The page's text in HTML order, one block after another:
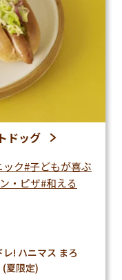
ドッグ
ック 子どもが喜ぶ
・ピザ 和える
! ハニマス まろ
(夏限定)